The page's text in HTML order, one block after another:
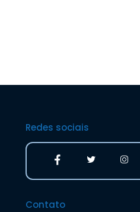
Redes sociais
Contato